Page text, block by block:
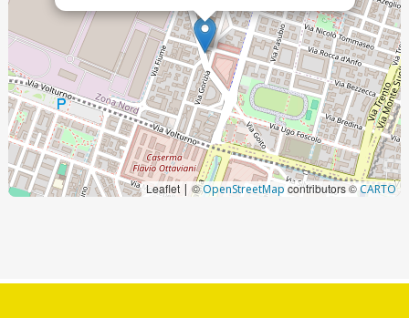
Leaflet | ©OpenStreetMap contributors ©CARTO